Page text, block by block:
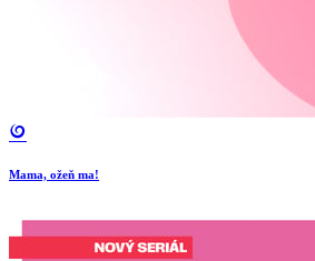
Mama, ožeň ma!